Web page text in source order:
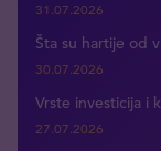
31.07.2026
Šta su hartije od
30.07.2026
Vrste investicija i
27.07.2026